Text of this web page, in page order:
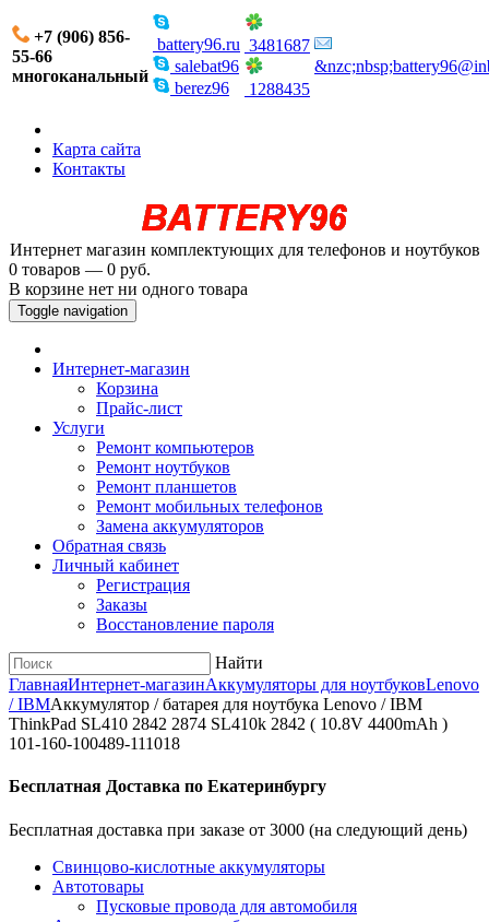
+7 (906) 856-
55-66
многоканальный
battery96.ru
salebat96
berez96
3481687
1288435
Карта сайта
Контакты
Интернет магазин комплектующих для телефонов и ноутбуков
0 товаров — 0 руб.
В корзине нет ни одного товара
Toggle navigation
Интернет-магазин
Корзина
Прайс-лист
Услуги
Ремонт компьютеров
Ремонт ноутбуков
Ремонт планшетов
Ремонт мобильных телефонов
Замена аккумуляторов
Обратная связь
Личный кабинет
Регистрация
Заказы
Восстановление пароля
Найти
ГлавнаяИнтернет-магазинАккумуляторы для ноутбуковLenovo
/ IBMАккумулятор / батарея для ноутбука Lenovo / IBM
ThinkPad SL410 2842 2874 SL410k 2842 ( 10.8V 4400mAh )
101-160-100489-111018
Бесплатная Доставка по Екатеринбургу
Бесплатная доставка при заказе от 3000 (на следующий день)
Cвинцово-кислотные аккумуляторы
Автотовары
Пусковые провода для автомобиля